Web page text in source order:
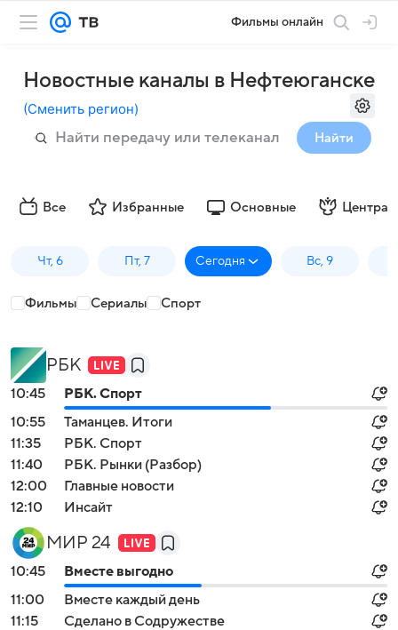
Фильмы онлайн
Новостные каналы в Нефтеюганске
(Сменить регион)
Найти
Все Избранные Основные
Чт, 6 Пт, 7 Сегодня Вс, 9
Фильмы Сериалы Спорт
РБК
10:45
РБК. Спорт
10:55
Таманцев. Итоги
11:35
РБК. Спорт
11:40
РБК. Рынки (Разбор)
12:00
Главные новости
12:10
Инсайт
МИР 24
10:45
Вместе выгодно
11:00
Вместе каждый день
11:15
Сделано в Содружестве